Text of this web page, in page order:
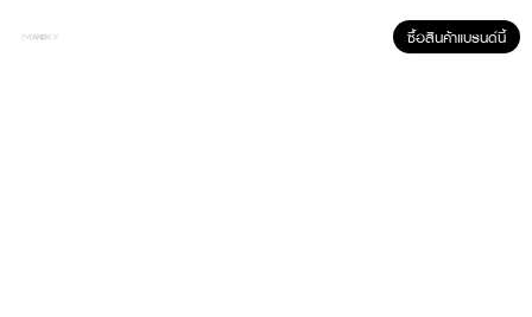
● SPF 50+ PA++++ ปกป้องผิวจากรังสี UVA และ UVB ขั้นสุดซื้อสินค้าแบรนด์นี้